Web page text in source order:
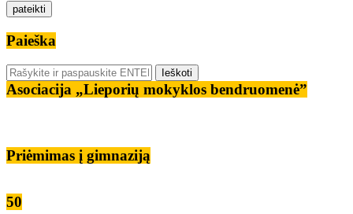
Paieška
Asociacija „Lieporių mokyklos bendruomenė”
Priėmimas į gimnaziją
50